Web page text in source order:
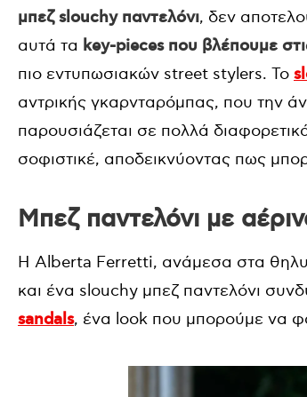
μπεζ slouchy παντελόνι, δεν
αυτά τα key-pieces που βλέπουμε
πιο εντυπωσιακών street stylers. To
αντρικής γκαρνταρόμπας, που την
παρουσιάζεται σε πολλά
σοφιστικέ, αποδεικνύοντας πως
Μπεζ παντελόνι με
Η Alberta Ferretti, ανάμεσα στα
και ένα slouchy μπεζ παντελόνι
sandals, ένα look που μπορούμε να